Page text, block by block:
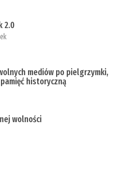
2.0
mediów po pielgrzymki,
historyczną
wolności